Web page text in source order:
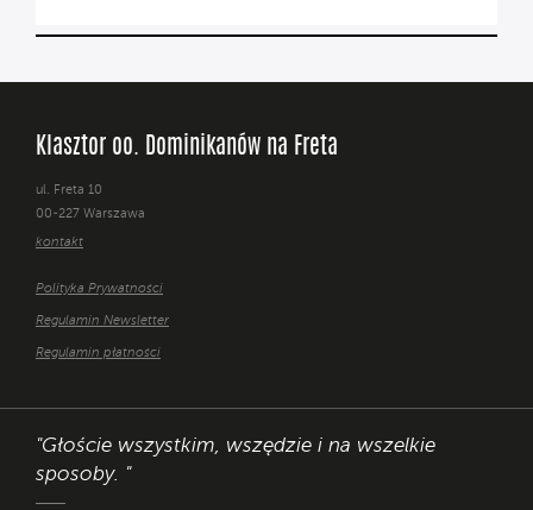
Klasztor oo. Dominikanów na Freta
ul. Freta 10
00-227 Warszawa
kontakt
Polityka Prywatności
Regulamin Newsletter
Regulamin płatności
"Głoście wszystkim, wszędzie i na wszelkie
sposoby. "